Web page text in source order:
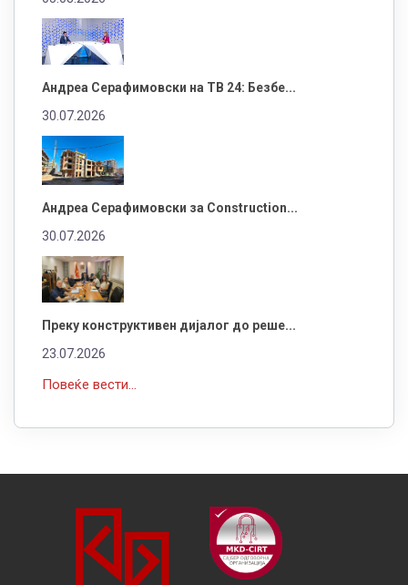
Андреа Серафимовски на ТВ 24: Безбе...
30.07.2026
Андреа Серафимовски за Construction...
30.07.2026
Преку конструктивен дијалог до реше...
23.07.2026
Повеќе вести...